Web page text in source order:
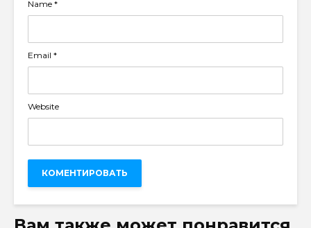
Name *
Email *
Website